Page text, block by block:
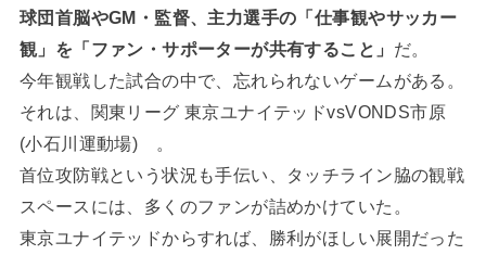
球団首脳やGM・監督、主力選手の「仕事観やサッカー
観」を「ファン・サポーターが共有すること」 だ。
今年観戦した試合の中で、忘れられないゲームがある。
それは、関東リーグ 東京ユナイテッドvsVONDS市原
(小石川運動場) 。
首位攻防戦という状況も手伝い、タッチライン脇の観戦
スペースには、多くのファンが詰めかけていた。
東京ユナイテッドからすれば、勝利がほしい展開だった